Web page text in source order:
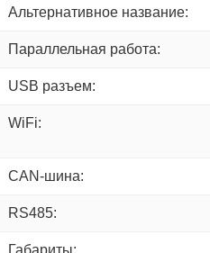
Альтернативное название:
Параллельная работа:
USB разъем:
WiFi:
CAN-шина:
RS485:
Габариты: